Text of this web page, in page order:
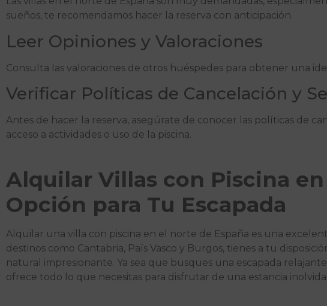
sueños, te recomendamos hacer la reserva con anticipación.
Leer Opiniones y Valoraciones
Consulta las valoraciones de otros huéspedes para obtener una
Verificar Políticas de Cancelación y
Antes de hacer la reserva, asegúrate de conocer las políticas de
acceso a actividades o uso de la piscina.
Alquilar Villas con Piscina
Opción para Tu Escapada
Alquilar una villa con piscina en el norte de España es una
destinos como Cantabria, País Vasco y Burgos, tienes a tu
natural impresionante. Ya sea que busques una escapada
ofrece todo lo que necesitas para disfrutar de una estancia